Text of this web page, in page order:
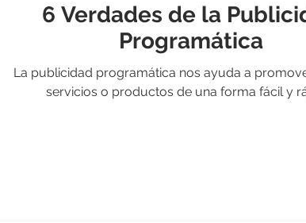
6 Verdades de la
Programática
La publicidad programática nos ayuda a
servicios o productos de una forma fácil y